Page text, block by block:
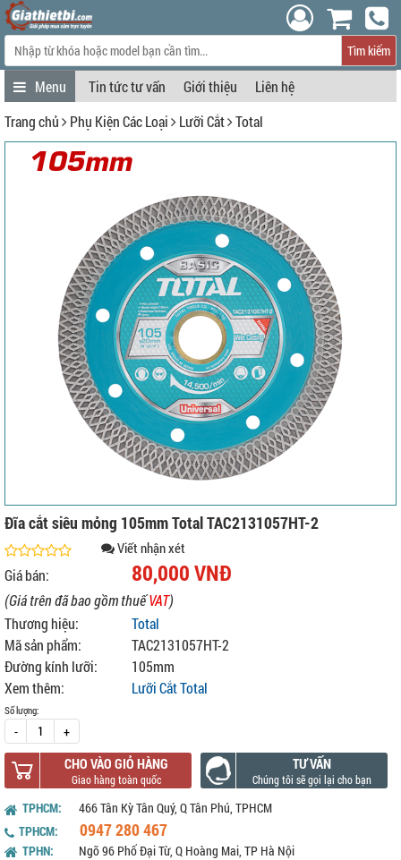
Tìm kiếm
Tin tức tư vấn Giới thiệu
Liên hệ
Trang chủ
Phụ Kiện Các Loại Lưỡi Cắt Total
Đĩa cắt siêu mỏng 105mm Total TAC2131057HT-2
Viết nhận xét
Giá bán: 80,000 VNĐ
(Giá trên đã bao gồm thuếVAT)
Thương hiệu:
Total
Mã sản phẩm:
TAC2131057HT-2
Đường kính lưỡi:
105mm
Xem thêm:
Lưỡi Cắt Total
Số lượng:
- +
CHO VÀO GIỎ HÀNG TƯ VẤN
TPHCM:
466 Tân Kỳ Tân Quý, Q Tân Phú, TPHCM
TPHCM:
0947 280 467
TPHN:
Ngõ 96 Phố Đại Từ, Q Hoàng Mai, TP Hà Nội